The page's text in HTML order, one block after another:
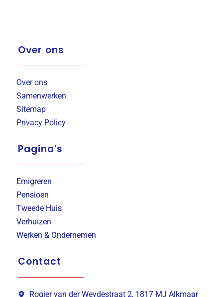
Over ons
Over ons
Samenwerken
Sitemap
Privacy Policy
Pagina's
Emigreren
Pensioen
Tweede Huis
Verhuizen
Werken & Ondernemen
Contact
Rogier van der Weydestraat 2, 1817 MJ Alkmaar